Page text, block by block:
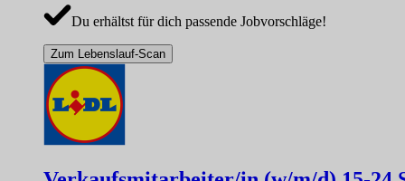
Du erhältst für dich passende Jobvorschläge!
Zum Lebenslauf-Scan